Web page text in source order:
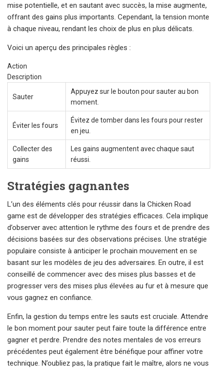
mise potentielle, et en sautant avec succès, la mise augmente,
offrant des gains plus importants. Cependant, la tension monte
à chaque niveau, rendant les choix de plus en plus délicats.
Voici un aperçu des principales règles :
Action
Description
Sauter
Appuyez sur le bouton pour sauter au bon
moment.
Éviter les fours
Évitez de tomber dans les fours pour rester
en jeu.
Collecter des
gains
Les gains augmentent avec chaque saut
réussi.
Stratégies gagnantes
L’un des éléments clés pour réussir dans la Chicken Road
game est de développer des stratégies efficaces. Cela implique
d’observer avec attention le rythme des fours et de prendre des
décisions basées sur des observations précises. Une stratégie
populaire consiste à anticiper le prochain mouvement en se
basant sur les modèles de jeu des adversaires. En outre, il est
conseillé de commencer avec des mises plus basses et de
progresser vers des mises plus élevées au fur et à mesure que
vous gagnez en confiance.
Enfin, la gestion du temps entre les sauts est cruciale. Attendre
le bon moment pour sauter peut faire toute la différence entre
gagner et perdre. Prendre des notes mentales de vos erreurs
précédentes peut également être bénéfique pour affiner votre
technique. N’oubliez pas, la pratique fait le maître, alors ne vous